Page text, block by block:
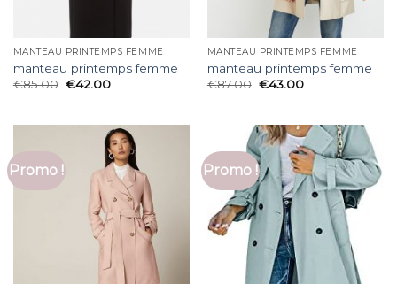
MANTEAU PRINTEMPS FEMME
manteau printemps femme
€85.00 €42.00
MANTEAU PRINTEMPS FEMME
manteau printemps femme
€87.00 €43.00
Promo ! Promo !